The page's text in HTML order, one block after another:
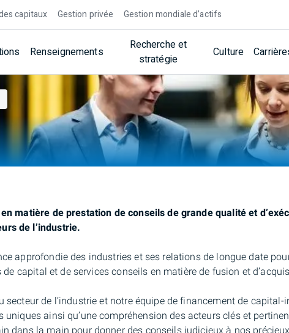
capitaux Gestion privée Gestion mondiale d’actifs
Renseignements
Recherche et
stratégie
Culture
matière de prestation de conseils de grande qualité et
de l’industrie.
approfondie des industries et ses relations de longue date
capital et de services conseils en matière de fusion et
secteur de l’industrie et notre équipe de financement de capital-
ainsi qu’une compréhension des acteurs clés et